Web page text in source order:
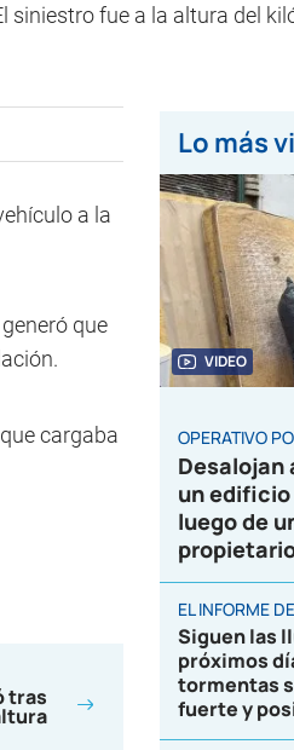
siniestro fue a la altura del
a la
que
cargaba
tras
Lo más
VIDEO
OPERATIVO
Desalojan
un edificio
luego de
EL INFORME
Siguen las
próximos
tormentas
fuerte y